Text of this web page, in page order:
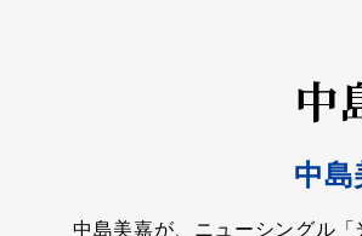
中
中
中島美嘉が、ニューシングル